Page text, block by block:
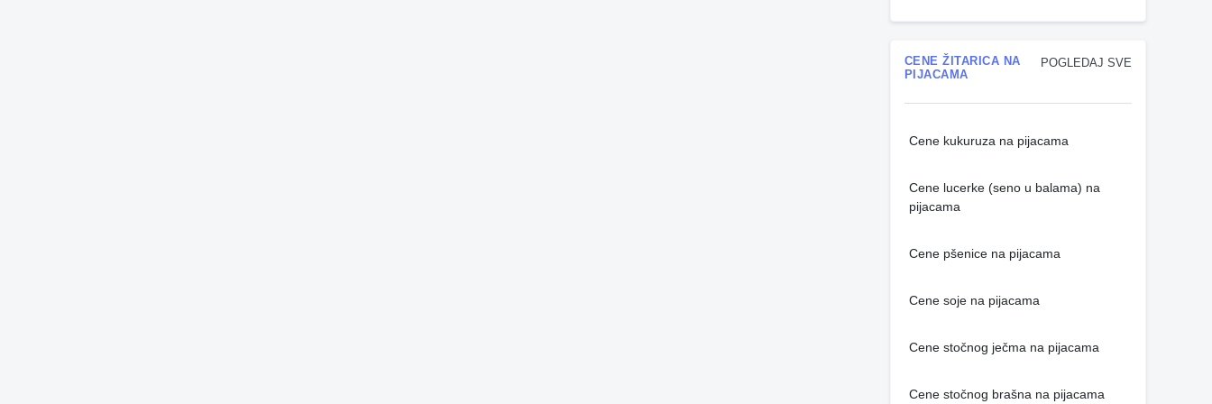
POGLEDAJ SVE
CENE ŽITARICA NA
PIJACAMA
Cene kukuruza na pijacama
Cene lucerke (seno u balama) na
pijacama
Cene pšenice na pijacama
Cene soje na pijacama
Cene stočnog ječma na pijacama
Cene stočnog brašna na pijacama